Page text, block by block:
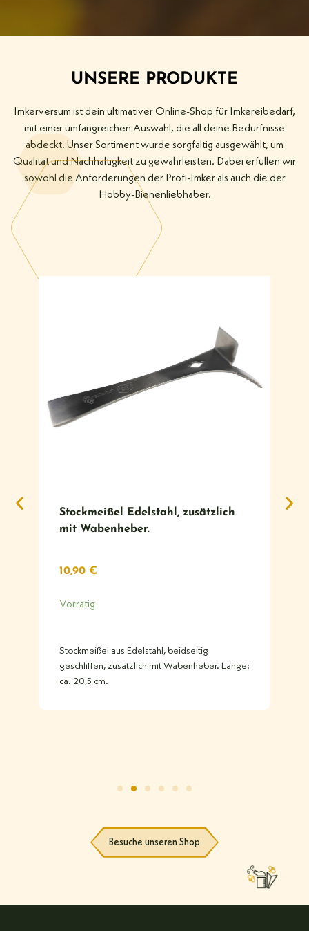
UNSERE PRODUKTE
Imkerversum ist dein ultimativer Online-Shop für Imkereibedarf,
mit einer umfangreichen Auswahl, die all deine Bedürfnisse
abdeckt. Unser Sortiment wurde sorgfältig ausgewählt, um
Qualität und Nachhaltigkeit zu gewährleisten. Dabei erfüllen wir
sowohl die Anforderungen der Profi-Imker als auch die der
Hobby-Bienenliebhaber.
Stockmeißel Edelstahl, zusätzlich
mit Wabenheber.
10,90 €
Vorrätig
Stockmeißel aus Edelstahl, beidseitig
geschliffen, zusätzlich mit Wabenheber. Länge:
ca. 20,5 cm.
Besuche unseren Shop